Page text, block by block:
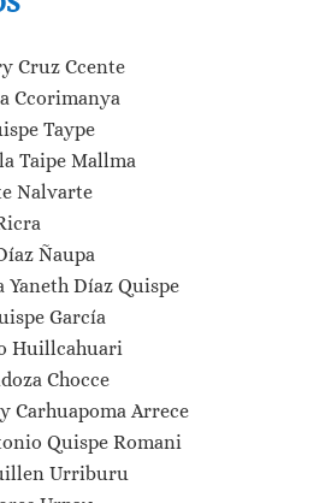
Cruz Ccente
Ccorimanya
Taype
Taipe Mallma
Nalvarte
Ñaupa
Yaneth Díaz Quispe
García
Huillcahuari
Chocce
Carhuapoma Arrece
Quispe Romani
Urriburu